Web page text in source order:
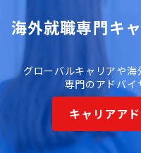
海外就職専門キ
グローバルキャリアや海
専門のアドバイ
キャリアア